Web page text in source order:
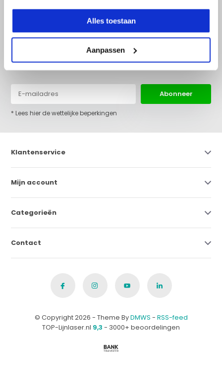
Alles toestaan
Aanpassen
Blijf op de hoogte van het laatste nieuws en onze acties:
Abonneer
* Lees hier de wettelijke beperkingen
Klantenservice
Mijn account
Categorieën
Contact
© Copyright 2026 - Theme ByDMWS - RSS-feed
TOP-Lijnlaser.nl 9,3 - 3000+ beoordelingen